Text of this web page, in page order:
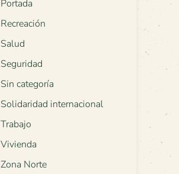
Portada
Recreación
Salud
Seguridad
Sin categoría
Solidaridad internacional
Trabajo
Vivienda
Zona Norte